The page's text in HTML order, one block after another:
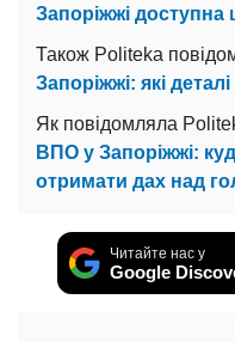
Запоріжжі
Також Politeka
Запоріжжі: які
Як повідомляла
ВПО у Запоріжжі:
отримати дах над
Читайте нас у
Google